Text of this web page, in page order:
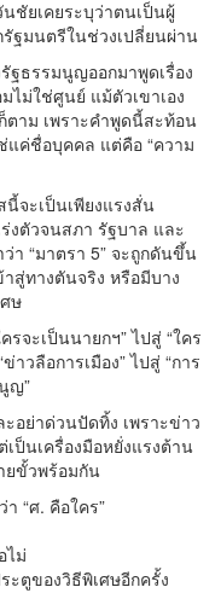
ชัยเคยระบุว่าตนเป็นผู้
ฐมนตรีในช่วงเปลี่ยนผ่าน
ฐธรรมนูญออกมาพูดเรื่อง
ไม่ใช่ศูนย์ แม้ตัวเขาเอง
ตาม เพราะคำพูดนี้สะท้อน
แค่ชื่อบุคคล แต่คือ “ความ
นี้จะเป็นเพียงแรงสั่น
งตัวจนสภา รัฐบาล และ
า “มาตรา 5” จะถูกดันขึ้น
สู่ทางตันจริง หรือมีบาง
ษ
รจะเป็นนายกฯ” ไปสู่ “ใคร
าวลือการเมือง” ไปสู่ “การ
ญ”
อย่าด่วนปัดทิ้ง เพราะข่าว
ป็นเครื่องมือหยั่งแรงต้าน
ยขั้วพร้อมกัน
“ศ. คือใคร”
ไม่
ะตูของวิธีพิเศษอีกครั้ง